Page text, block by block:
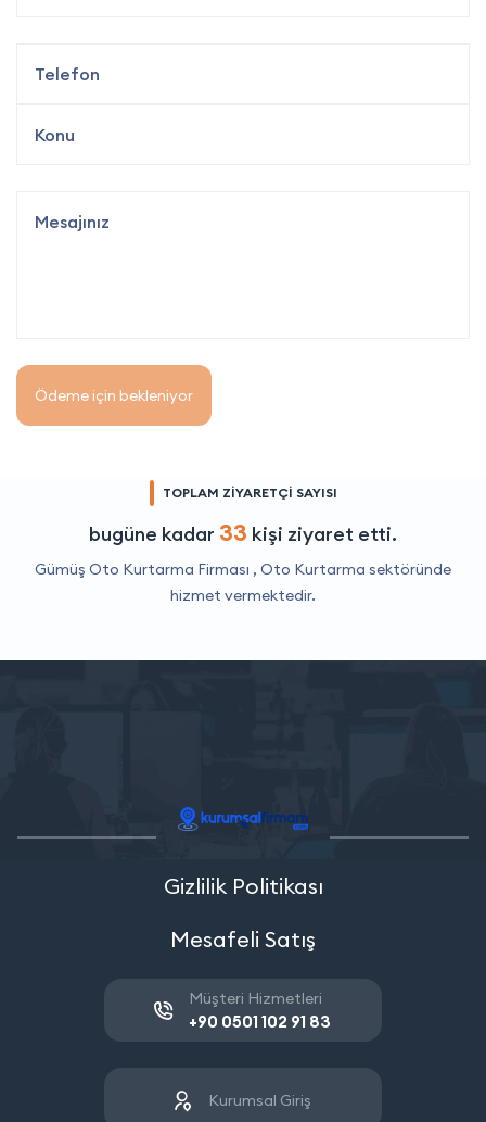
Ödeme için bekleniyor
TOPLAM ZİYARETÇİ SAYISI
bugüne kadar 33 kişi ziyaret etti.
Gümüş Oto Kurtarma Firması , Oto Kurtarma sektöründe
hizmet vermektedir.
Gizlilik Politikası
Mesafeli Satış
Müşteri Hizmetleri
+90 0501 102 91 83
Kurumsal Giriş